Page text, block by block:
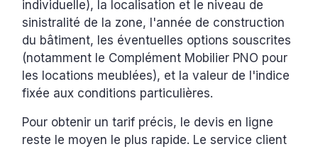
individuelle), la localisation et le niveau de
sinistralité de la zone, l'année de construction
du bâtiment, les éventuelles options souscrites
(notamment le Complément Mobilier PNO pour
les locations meublées), et la valeur de l'indice
fixée aux conditions particulières.
Pour obtenir un tarif précis, le devis en ligne
reste le moyen le plus rapide. Le service client